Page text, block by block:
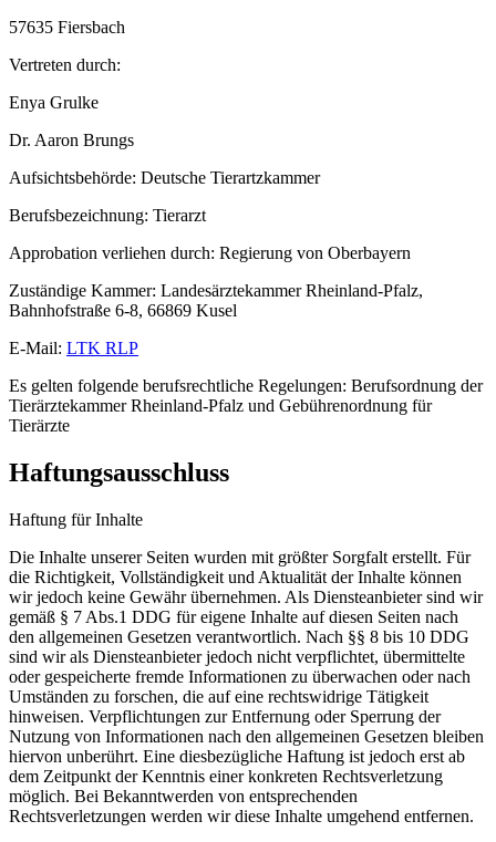
57635 Fiersbach
Vertreten durch:
Enya Grulke
Dr. Aaron Brungs
Aufsichtsbehörde: Deutsche Tierartzkammer
Berufsbezeichnung: Tierarzt
Approbation verliehen durch: Regierung von Oberbayern
Zuständige Kammer: Landesärztekammer Rheinland-Pfalz,
Bahnhofstraße 6-8, 66869 Kusel
E-Mail: LTK RLP
Es gelten folgende berufsrechtliche Regelungen: Berufsordnung der
Tierärztekammer Rheinland-Pfalz und Gebührenordnung für
Tierärzte
Haftungsausschluss
Haftung für Inhalte
Die Inhalte unserer Seiten wurden mit größter Sorgfalt erstellt. Für
die Richtigkeit, Vollständigkeit und Aktualität der Inhalte können
wir jedoch keine Gewähr übernehmen. Als Diensteanbieter sind wir
gemäß § 7 Abs.1 DDG für eigene Inhalte auf diesen Seiten nach
den allgemeinen Gesetzen verantwortlich. Nach §§ 8 bis 10 DDG
sind wir als Diensteanbieter jedoch nicht verpflichtet, übermittelte
oder gespeicherte fremde Informationen zu überwachen oder nach
Umständen zu forschen, die auf eine rechtswidrige Tätigkeit
hinweisen. Verpflichtungen zur Entfernung oder Sperrung der
Nutzung von Informationen nach den allgemeinen Gesetzen bleiben
hiervon unberührt. Eine diesbezügliche Haftung ist jedoch erst ab
dem Zeitpunkt der Kenntnis einer konkreten Rechtsverletzung
möglich. Bei Bekanntwerden von entsprechenden
Rechtsverletzungen werden wir diese Inhalte umgehend entfernen.